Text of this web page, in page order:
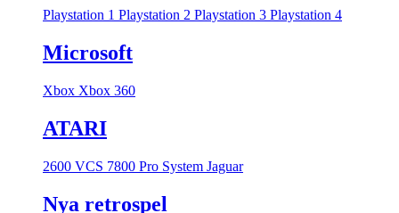
Playstation 1 Playstation 2 Playstation 3 Playstation 4
Microsoft
Xbox Xbox 360
ATARI
2600 VCS 7800 Pro System Jaguar
Nya retrospel